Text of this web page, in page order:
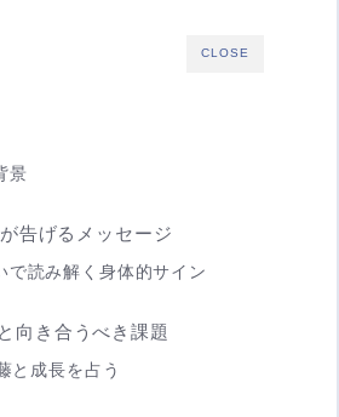
CLOSE
景
告げるメッセージ
で読み解く身体的サイン
向き合うべき課題
と成長を占う